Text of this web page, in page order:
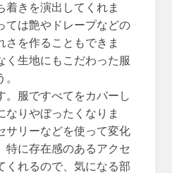
着きを演出してくれま
ては艶やドレープなどの
さを作ることもできま
く生地にもこだわった服
。服ですべてをカバーし
なりやぼったくなりま
サリーなどを使って変化
特に存在感のあるアクセ
くれるので、気になる部